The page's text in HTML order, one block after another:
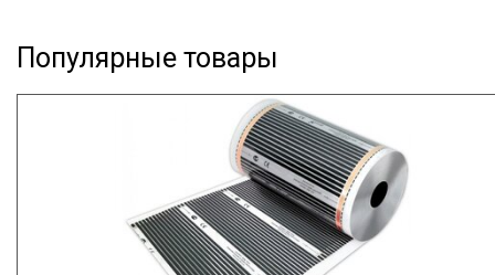
Популярные товары